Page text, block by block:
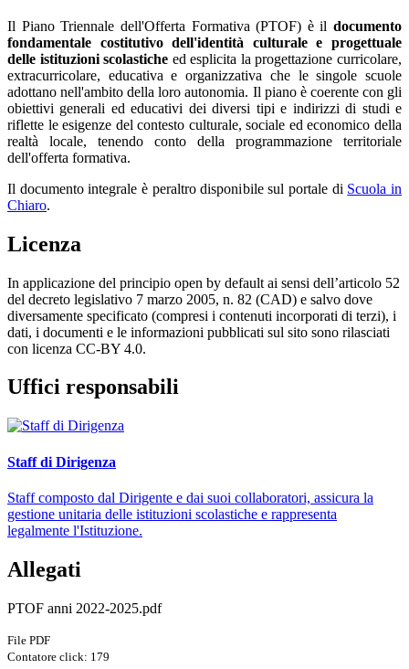
Il Piano Triennale dell'Offerta Formativa (PTOF) è il documento
fondamentale costitutivo dell'identità culturale e progettuale
delle istituzioni scolastiche ed esplicita la progettazione curricolare,
extracurricolare, educativa e organizzativa che le singole scuole
adottano nell'ambito della loro autonomia. Il piano è coerente con gli
obiettivi generali ed educativi dei diversi tipi e indirizzi di studi e
riflette le esigenze del contesto culturale, sociale ed economico della
realtà locale, tenendo conto della programmazione territoriale
dell'offerta formativa.
Il documento integrale è peraltro disponibile sul portale di Scuola in
Chiaro.
Licenza
In applicazione del principio open by default ai sensi dell’articolo 52
del decreto legislativo 7 marzo 2005, n. 82 (CAD) e salvo dove
diversamente specificato (compresi i contenuti incorporati di terzi), i
dati, i documenti e le informazioni pubblicati sul sito sono rilasciati
con licenza CC-BY 4.0.
Uffici responsabili
Staff di Dirigenza
Staff composto dal Dirigente e dai suoi collaboratori, assicura la
gestione unitaria delle istituzioni scolastiche e rappresenta
legalmente l'Istituzione.
Allegati
PTOF anni 2022-2025.pdf
File PDF
Contatore click: 179